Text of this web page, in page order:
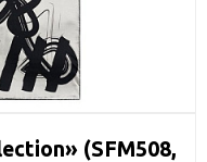
(SFM508,